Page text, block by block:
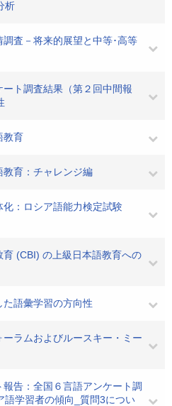
析
査－将来的展望と中等･高等
ト調査結果（第２回中間報
教育
育：チャレンジ編
：ロシア語能力検定試験
(CBI) の上級日本語教育への
語彙学習の方向性
ラムおよびルースキー・ミー
告：全国６言語アンケート調
語学習者の傾向_質問3につい